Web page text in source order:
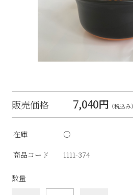
販売価格 7,040円 （税込み）
在庫
○
商品コード
1111-374
数量